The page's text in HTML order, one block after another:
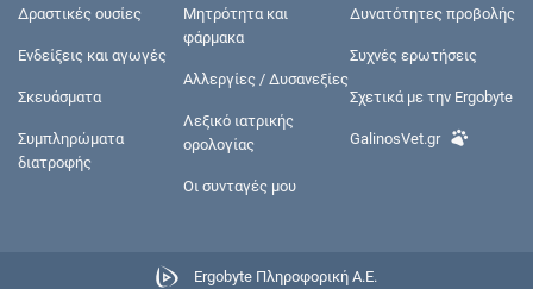
Δραστικές ουσίες
Ενδείξεις και αγωγές
Σκευάσματα
Συμπληρώματα
διατροφής
Μητρότητα και
φάρμακα
Αλλεργίες / Δυσανεξίες
Λεξικό ιατρικής
ορολογίας
Οι συνταγές μου
Δυνατότητες προβολής
Συχνές ερωτήσεις
Σχετικά με την Ergobyte
GalinosVet.gr
Ergobyte Πληροφορική Α.Ε.